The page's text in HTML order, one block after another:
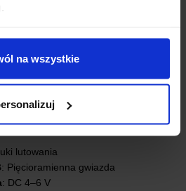
na wszystkie
lutowania
: Pięcioramienna gwiazda
: DC 4–6 V